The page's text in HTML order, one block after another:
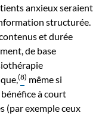
anxieux seraient
structurée.
et durée
de base
(8) même si
à court
(par exemple ceux